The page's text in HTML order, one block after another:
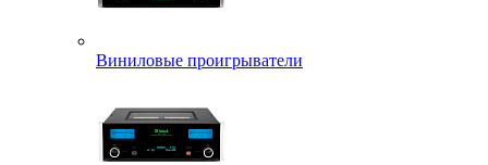
Виниловые проигрыватели